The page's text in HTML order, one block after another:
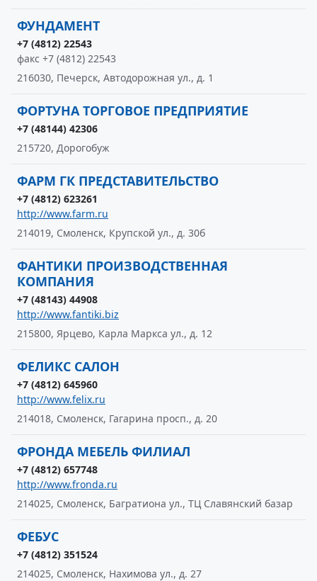
ФУНДАМЕНТ
+7 (4812) 22543
факс +7 (4812) 22543
216030, Печерск, Автодорожная ул., д. 1
ФОРТУНА ТОРГОВОЕ ПРЕДПРИЯТИЕ
+7 (48144) 42306
215720, Дорогобуж
ФАРМ ГК ПРЕДСТАВИТЕЛЬСТВО
+7 (4812) 623261
http://www.farm.ru
214019, Смоленск, Крупской ул., д. 30б
ФАНТИКИ ПРОИЗВОДСТВЕННАЯ
КОМПАНИЯ
+7 (48143) 44908
http://www.fantiki.biz
215800, Ярцево, Карла Маркса ул., д. 12
ФЕЛИКС САЛОН
+7 (4812) 645960
http://www.felix.ru
214018, Смоленск, Гагарина просп., д. 20
ФРОНДА МЕБЕЛЬ ФИЛИАЛ
+7 (4812) 657748
http://www.fronda.ru
214025, Смоленск, Багратиона ул., ТЦ Славянский базар
ФЕБУС
+7 (4812) 351524
214025, Смоленск, Нахимова ул., д. 27